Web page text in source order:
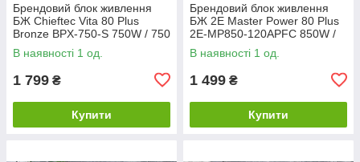
Брендовий блок живлення
БЖ Chieftec Vita 80 Plus
Bronze BPX-750-S 750W / 750
Вт No 26290603
В наявності 1 од.
1 799 ₴
Купити
Брендовий блок живлення
БЖ 2E Master Power 80 Plus
2E-MP850-120APFC 850W /
850 Вт No 26290602
В наявності 1 од.
1 499 ₴
Купити